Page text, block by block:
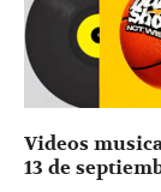
Videos
13 de